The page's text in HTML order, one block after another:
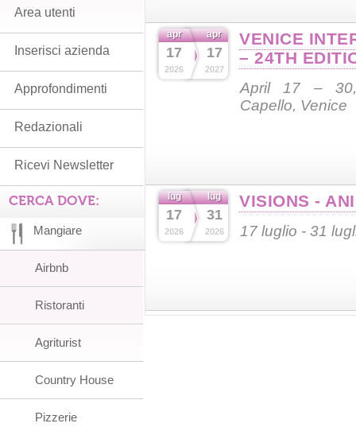
apr
17
2026
apr
17
2027
VENICE
– 24TH
April 17 – 30,
Capello, Venice
lug
17
2026
lug
31
2026
VISIONS -
17 luglio - 31
Area utenti
Inserisci azienda
Approfondimenti
Redazionali
Ricevi Newsletter
CERCA DOVE:
Mangiare
Airbnb
Ristoranti
Agriturist
Country House
Pizzerie